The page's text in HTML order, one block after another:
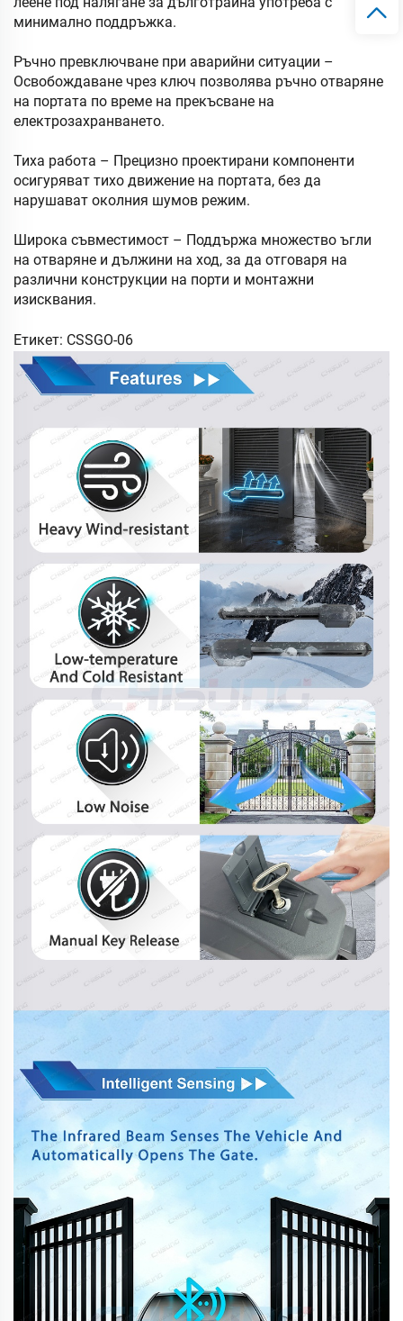
минимално поддръжка.
Ръчно превключване при аварийни ситуации –
Освобождаване чрез ключ позволява ръчно отваряне
на портата по време на прекъсване на
електрозахранването.
Тиха работа – Прецизно проектирани компоненти
осигуряват тихо движение на портата, без да
нарушават околния шумов режим.
Широка съвместимост – Поддържа множество ъгли
на отваряне и дължини на ход, за да отговаря на
различни конструкции на порти и монтажни
изисквания.
Етикет: CSSGO-06